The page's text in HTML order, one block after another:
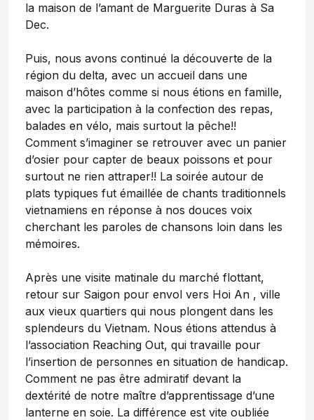
la maison de l’amant de Marguerite Duras à Sa
Dec.
Puis, nous avons continué la découverte de la
région du delta, avec un accueil dans une
maison d’hôtes comme si nous étions en famille,
avec la participation à la confection des repas,
balades en vélo, mais surtout la pêche!!
Comment s’imaginer se retrouver avec un panier
d’osier pour capter de beaux poissons et pour
surtout ne rien attraper!! La soirée autour de
plats typiques fut émaillée de chants traditionnels
vietnamiens en réponse à nos douces voix
cherchant les paroles de chansons loin dans les
mémoires.
Après une visite matinale du marché flottant,
retour sur Saigon pour envol vers Hoi An , ville
aux vieux quartiers qui nous plongent dans les
splendeurs du Vietnam. Nous étions attendus à
l’association Reaching Out, qui travaille pour
l’insertion de personnes en situation de handicap.
Comment ne pas être admiratif devant la
dextérité de notre maître d’apprentissage d’une
lanterne en soie. La différence est vite oubliée